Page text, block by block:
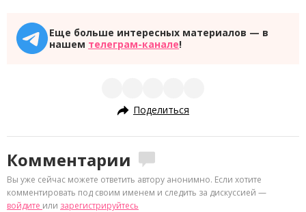
Еще больше интересных материалов — в
нашем телеграм-канале!
Поделиться
Комментарии
Вы уже сейчас можете ответить автору анонимно. Если хотите
комментировать под своим именем и следить за дискуссией —
войдите или зарегистрируйтесь